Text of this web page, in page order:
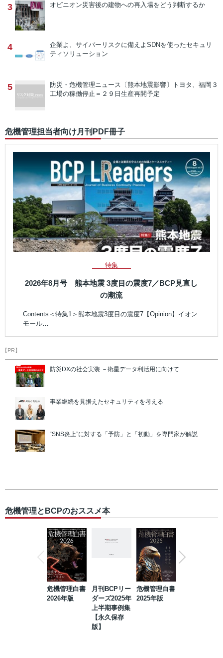
3 オピニオン災害後の建物への再入場をどう判断するか
4 企業よ、サイバーリスクに備えよ SDNを使ったセキュリ
ティソリューション
5 防災・危機管理ニュース 〔熊本地震影響〕トヨタ、福岡３
工場の稼働停止＝２９日生産再開予定
危機管理担当者向け月刊PDF冊子
特集
2026年8月号 熊本地震 3度目の震度7／BCP見直し
の潮流
Contents＜特集1＞熊本地震3度目の震度7【Opinion】イオン
モール…
【PR】
防災DXの社会実装 －衛星データ利活用に向けて
事業継続を見据えたセキュリティを考える
“SNS炎上”に対する「予防」と「初動」を専門家が解説
危機管理とBCPのおススメ本
危機管理白書
2026年版
月刊BCPリー
ダーズ2025年
上半期事例集
【永久保存
版】
危機管理白書
2025年版